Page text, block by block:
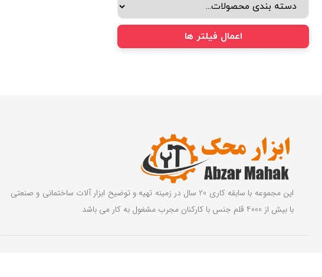
اعمال فیلتر ها
این مجموعه با سابقه کاری 20 سال در زمینه تهیه و توضیح ابزار آلات ساختمانی و صنعتی
با بیش از 4000 قلم جنس با کارکنان مجرب مشغول به کار می باشد